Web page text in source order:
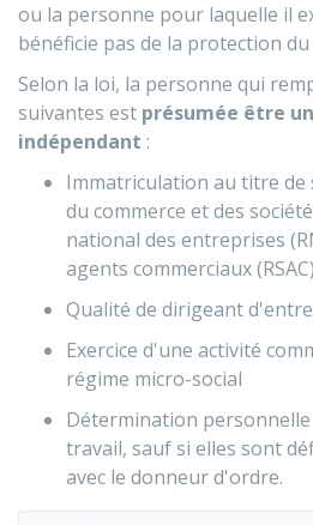
ou la personne pour laquelle il
bénéficie pas de la protection
Selon la loi, la personne qui
suivantes est présumée être
indépendant :
Immatriculation au titre de
du commerce et des
national des entreprises
agents commerciaux (RSAC)
Qualité de dirigeant
Exercice d'une activité
régime micro-social
Détermination
travail, sauf si elles sont
avec le donneur d'ordre.